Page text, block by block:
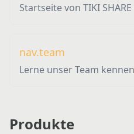
Startseite von TIKI
nav.team
Lerne unser Team kennen
Produkte